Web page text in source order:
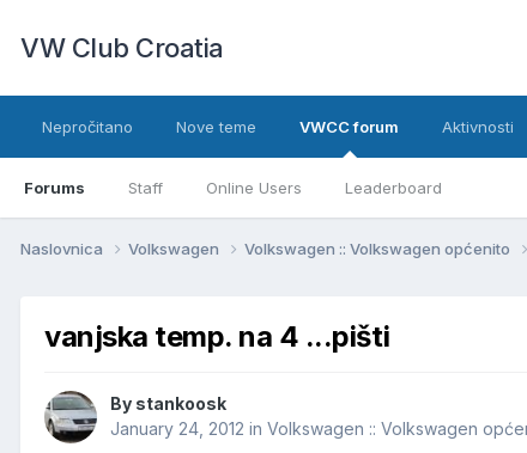
VW Club Croatia
Nepročitano Nove teme VWCC forum
Forums Staff Online Users Leaderboard
Aktivnosti
Naslovnica Volkswagen Volkswagen :: Volkswagen općenito
vanjska temp. na 4 ...pišti
By stankoosk
January 24, 2012 in Volkswagen :: Volkswagen